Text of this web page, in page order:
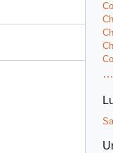
…